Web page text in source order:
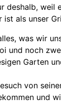
deshalb, weil
als unser
was wir
und noch
Garten
von
und